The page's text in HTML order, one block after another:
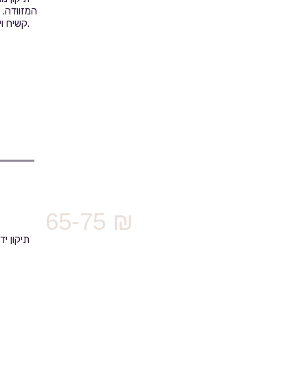
קשיח וידיות המחוזקות עם ברגים, לייעוץ להחלפת או תיקון המזוודה ניתן ליצור קשר מול הסניפים.
תיקון
65-75 ₪